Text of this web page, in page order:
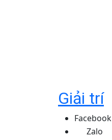
Giải trí
Facebook
Zalo